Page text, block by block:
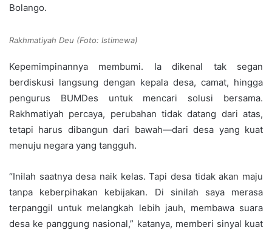
Bolango.
Rakhmatiyah Deu (Foto: Istimewa)
Kepemimpinannya membumi. Ia dikenal tak segan
berdiskusi langsung dengan kepala desa, camat, hingga
pengurus BUMDes untuk mencari solusi bersama.
Rakhmatiyah percaya, perubahan tidak datang dari atas,
tetapi harus dibangun dari bawah—dari desa yang kuat
menuju negara yang tangguh.
“Inilah saatnya desa naik kelas. Tapi desa tidak akan maju
tanpa keberpihakan kebijakan. Di sinilah saya merasa
terpanggil untuk melangkah lebih jauh, membawa suara
desa ke panggung nasional,” katanya, memberi sinyal kuat